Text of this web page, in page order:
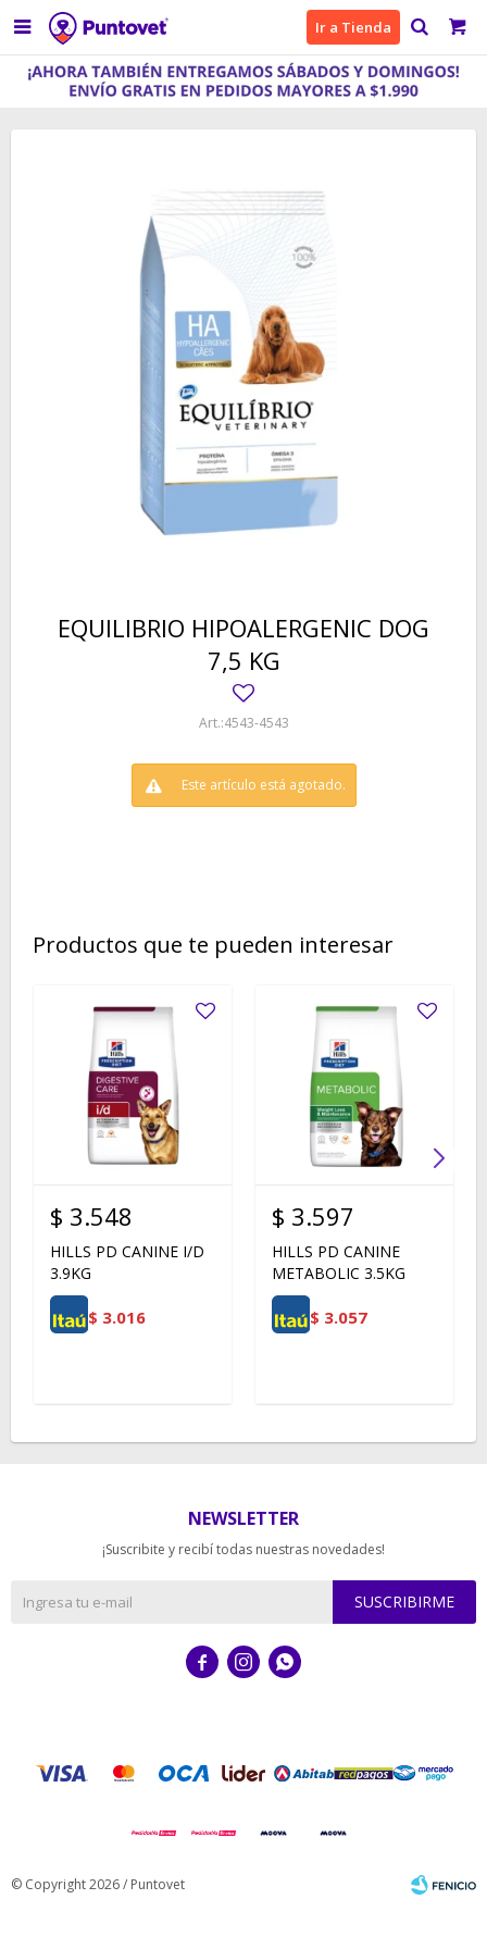
 Ir a Tienda
EQUILIBRIO HIPOALERGENIC DOG
7,5 KG
4543-4543
Este artículo está agotado.
Productos que te pueden interesar
$ 3.548
HILLS PD CANINE I/D
3.9KG
$ 3.016
$ 3.597
HILLS PD CANINE
METABOLIC 3.5KG
$ 3.057
NEWSLETTER
¡Suscribite y recibí todas nuestras novedades!
SUSCRIBIRME
  
© Copyright 2026 / Puntovet